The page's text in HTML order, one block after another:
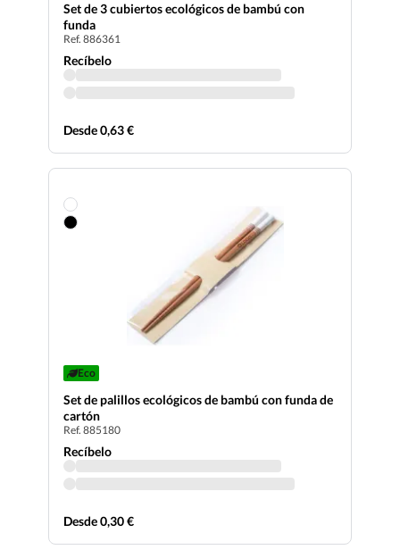
Set de 3 cubiertos ecológicos de bambú con
funda
Ref. 886361
Recíbelo
Desde 0,63 €
Eco
Set de palillos ecológicos de bambú con funda de
cartón
Ref. 885180
Recíbelo
Desde 0,30 €